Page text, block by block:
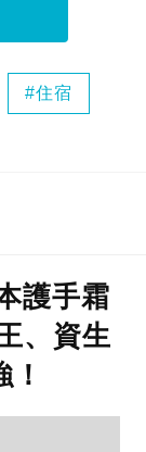
住宿
護手霜
、資生